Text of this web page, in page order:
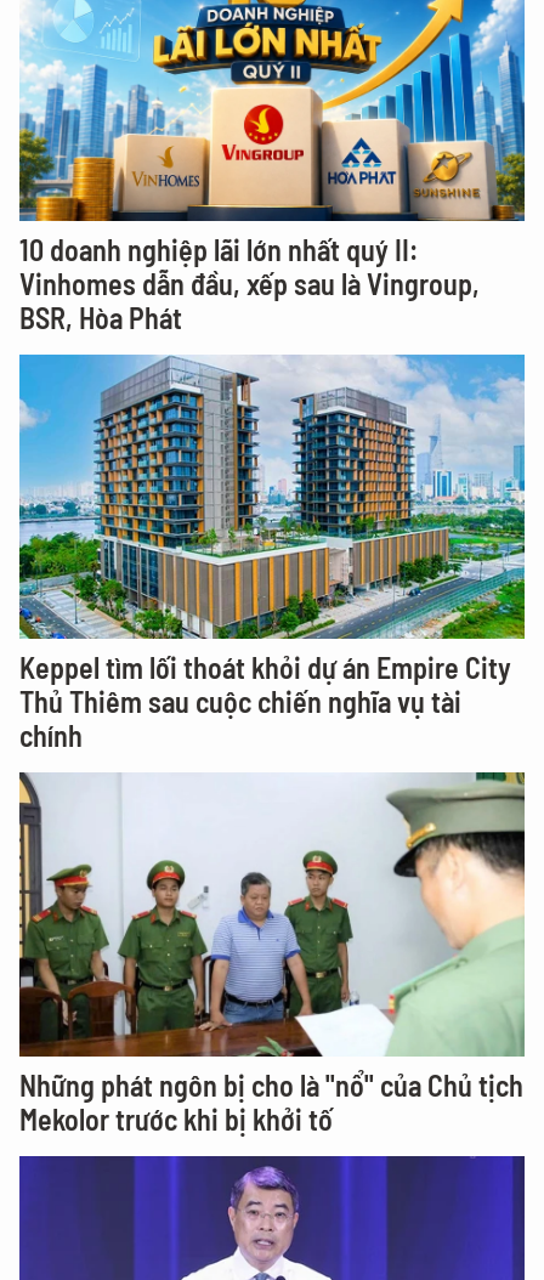
10 doanh nghiệp lãi lớn nhất quý II:
Vinhomes dẫn đầu, xếp sau là Vingroup,
BSR, Hòa Phát
Keppel tìm lối thoát khỏi dự án Empire City
Thủ Thiêm sau cuộc chiến nghĩa vụ tài
chính
Những phát ngôn bị cho là "nổ" của Chủ tịch
Mekolor trước khi bị khởi tố